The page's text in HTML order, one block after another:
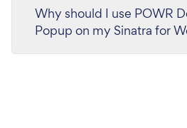
Why should I use POWR
Popup on my Sinatra for